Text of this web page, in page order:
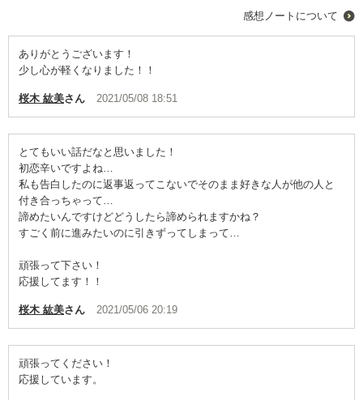
感想ノートについて
ありがとうございます！
少し心が軽くなりました！！
桜木 紘美さん 2021/05/08 18:51
とてもいい話だなと思いました！
初恋辛いですよね…
私も告白したのに返事返ってこないでそのまま好きな人が他の人と
付き合っちゃって…
諦めたいんですけどどうしたら諦められますかね？
すごく前に進みたいのに引きずってしまって…
頑張って下さい！
応援してます！！
桜木 紘美さん 2021/05/06 20:19
頑張ってください！
応援しています。